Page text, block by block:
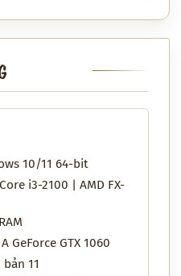
10/11 64-bit
i3-2100 | AMD FX-
GeForce GTX 1060
11